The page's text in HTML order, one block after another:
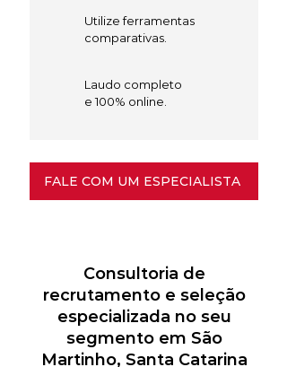
Utilize ferramentas
comparativas.
Laudo completo
e 100% online.
FALE COM UM ESPECIALISTA
Consultoria de
recrutamento e seleção
especializada no seu
segmento em São
Martinho, Santa Catarina